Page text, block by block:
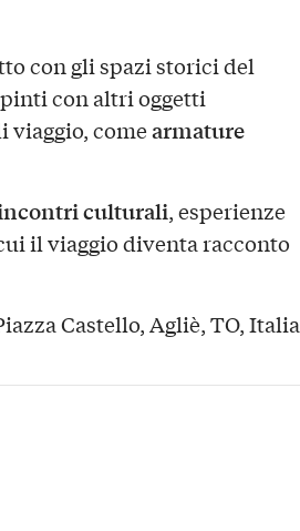
con gli spazi storici del
con altri oggetti
viaggio, comearmature
culturali, esperienze
il viaggio diventa racconto
Castello, Agliè, TO, Italia